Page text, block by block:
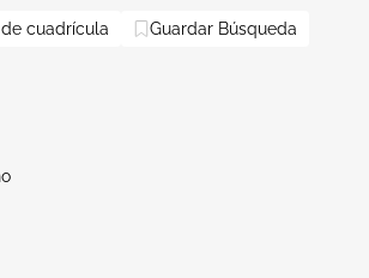
cuadrícula Guardar Búsqueda